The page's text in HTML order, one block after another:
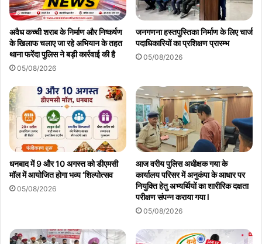
अवैध कच्ची शराब के निर्माण और निष्कर्षण
के खिलाफ चलाए जा रहे अभियान के तहत
थाना फरेंदा पुलिस ने बड़ी कार्रवाई की है
05/08/2026
जनगणना हस्तपुस्तिका निर्माण के लिए चार्ज
पदाधिकारियों का प्रशिक्षण प्रारम्भ
05/08/2026
धनबाद में 9 और 10 अगस्त को डीएमसी
मॉल में आयोजित होगा भव्य ‘शिल्पोत्सव
05/08/2026
आज वरीय पुलिस अधीक्षक गया के
कार्यालय परिसर में अनुकंपा के आधार पर
नियुक्ति हेतु अभ्यर्थियों का शारीरिक दक्षता
परीक्षण संपन्न कराया गया l
05/08/2026